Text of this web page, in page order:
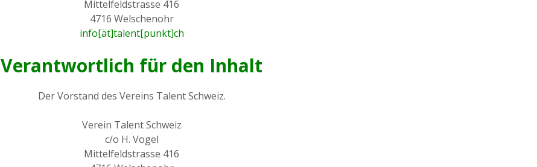
Mittelfeldstrasse 416
4716 Welschenohr
info[ät]talent[punkt]ch
Verantwortlich für den Inhalt
Der Vorstand des Vereins Talent Schweiz.
Verein Talent Schweiz
c/o H. Vogel
Mittelfeldstrasse 416